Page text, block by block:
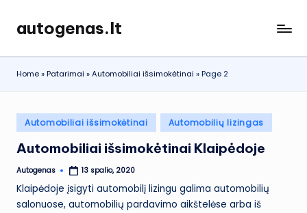
Skip
content
autogenas.lt
Home»Patarimai »Automobiliai išsimokėtinai »Page 2
Posted
in
Automobiliai išsimokėtinai Automobilių lizingas
Automobiliai išsimokėtinai Klaipėdoje
Posted
Autogenas 13 spalio, 2020
Klaipėdoje įsigyti automobilį lizingu galima automobilių
salonuose, automobilių pardavimo aikštelėse arba iš